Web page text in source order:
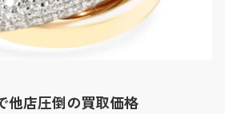
他店圧倒の買取価格